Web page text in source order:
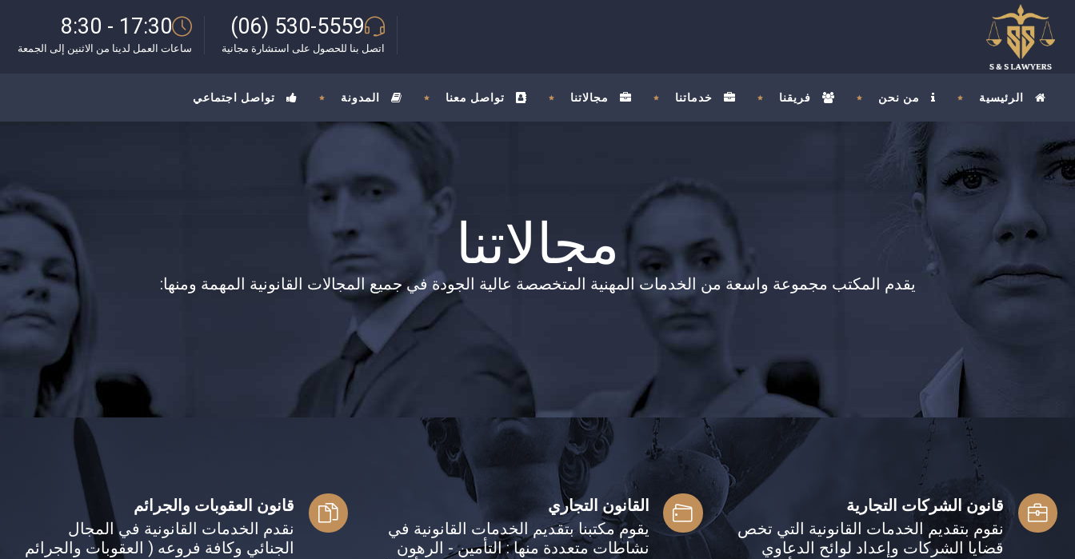
8:30 - 17:30
ساعات العمل لدينا من الاثنين إلى الجمعة
(06) 530-5559
اتصل بنا للحصول على استشارة مجانية
الرئيسية من نحن فريقنا خدماتنا مجالاتنا تواصل معنا المدونة تواصل اجتماعي
مجالاتنا
يقدم المكتب مجموعة واسعة من الخدمات المهنية المتخصصة عالية الجودة في جميع المجالات القانونية المهمة ومنها:
قانون العقوبات والجرائم
نقدم الخدمات القانونية في المجال
الجنائي وكافة فروعه ( العقوبات والجرائم
القانون التجاري
يقوم مكتبنا بتقديم الخدمات القانونية في
نشاطات متعددة منها : التأمين - الرهون
قانون الشركات التجارية
نقوم بتقديم الخدمات القانونية التي تخص
قضايا الشركات وإعداد لوائح الدعاوي